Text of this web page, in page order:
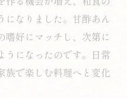
になりました。甘酢あん
嗜好にマッチし、次第に
うになったのです。日常
族で楽しむ料理へと変化